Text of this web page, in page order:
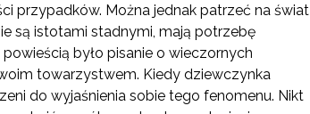
przypadków. Można jednak patrzeć na świat
są istotami stadnymi, mają potrzebę
było pisanie o wieczornych
towarzystwem. Kiedy dziewczynka
do wyjaśnienia sobie tego fenomenu. Nikt